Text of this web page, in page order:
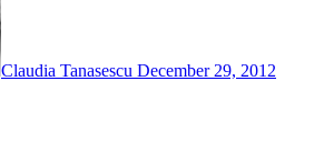
Claudia Tanasescu December 29, 2012